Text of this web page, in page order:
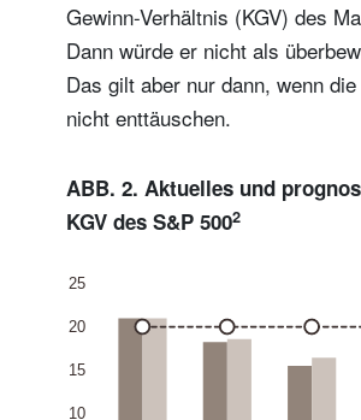
Gewinn-Verhältnis (KGV) des
Dann würde er nicht als
Das gilt aber nur dann, wenn
nicht enttäuschen.
ABB. 2. Aktuelles und
KGV des S&P 5002